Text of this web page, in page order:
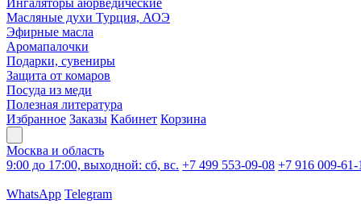
Ингаляторы аюрведические
Масляные духи Турция, АОЭ
Эфирные масла
Аромапалочки
Подарки, сувениры
Защита от комаров
Посуда из меди
Полезная литература
Избранное Заказы Кабинет Корзина
Москва и область
9:00 до 17:00, выходной: сб, вс. +7 499 553-09-08 +7 916 009-61-
WhatsApp Telegram